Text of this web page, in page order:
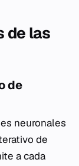
de las
de
neuronales
de
a cada